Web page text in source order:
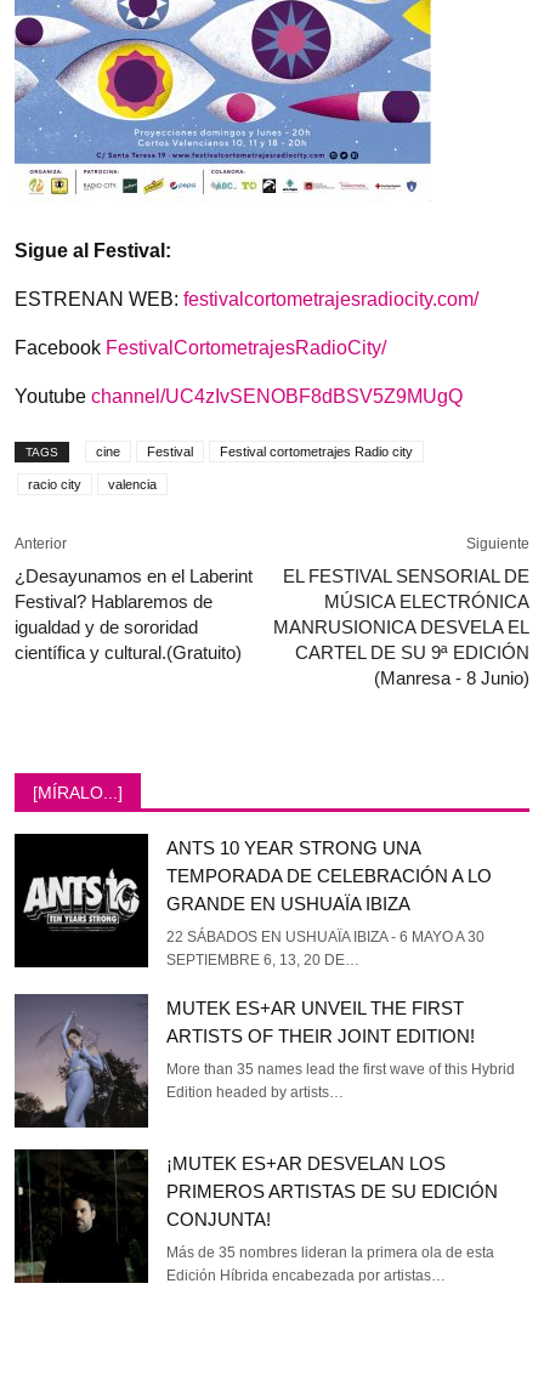
Sigue al Festival:
ESTRENAN WEB: festivalcortometrajesradiocity.com/
Facebook FestivalCortometrajesRadioCity/
Youtube channel/UC4zIvSENOBF8dBSV5Z9MUgQ
TAGS cine Festival Festival cortometrajes Radio city
racio city valencia
Anterior
¿Desayunamos en el Laberint
Festival? Hablaremos de
igualdad y de sororidad
científica y cultural.(Gratuito)
Siguiente
EL FESTIVAL SENSORIAL DE
MÚSICA ELECTRÓNICA
MANRUSIONICA DESVELA EL
CARTEL DE SU 9ª EDICIÓN
(Manresa - 8 Junio)
[MÍRALO...]
ANTS 10 YEAR STRONG UNA
TEMPORADA DE CELEBRACIÓN A LO
GRANDE EN USHUAÏA IBIZA
22 SÁBADOS EN USHUAÏA IBIZA - 6 MAYO A 30
SEPTIEMBRE 6, 13, 20 DE…
MUTEK ES+AR UNVEIL THE FIRST
ARTISTS OF THEIR JOINT EDITION!
More than 35 names lead the first wave of this Hybrid
Edition headed by artists…
¡MUTEK ES+AR DESVELAN LOS
PRIMEROS ARTISTAS DE SU EDICIÓN
CONJUNTA!
Más de 35 nombres lideran la primera ola de esta
Edición Híbrida encabezada por artistas…